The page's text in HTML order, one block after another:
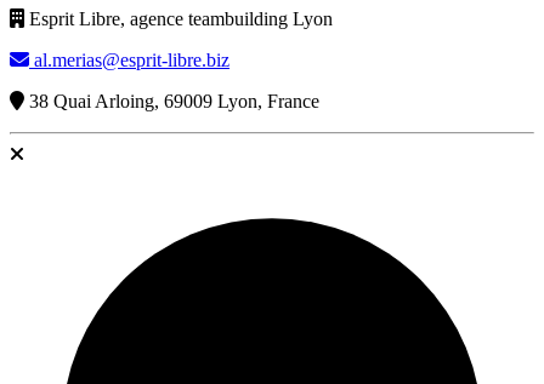
Esprit Libre, agence teambuilding Lyon
al.merias@esprit-libre.biz
38 Quai Arloing, 69009 Lyon, France